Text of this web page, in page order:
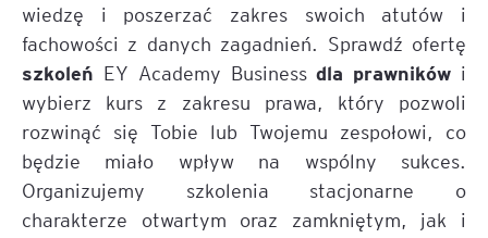
wiedzę i poszerzać zakres swoich atutów i
fachowości z danych zagadnień. Sprawdź ofertę
szkoleń EY Academy Businessdla prawników i
wybierz kurs z zakresu prawa, który pozwoli
rozwinąć się Tobie lub Twojemu zespołowi, co
będzie miało wpływ na wspólny sukces.
Organizujemy szkolenia stacjonarne o
charakterze otwartym oraz zamkniętym, jak i